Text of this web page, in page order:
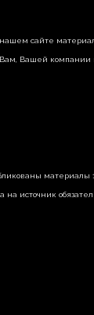
сайте
Вашей компании
материалы
источник